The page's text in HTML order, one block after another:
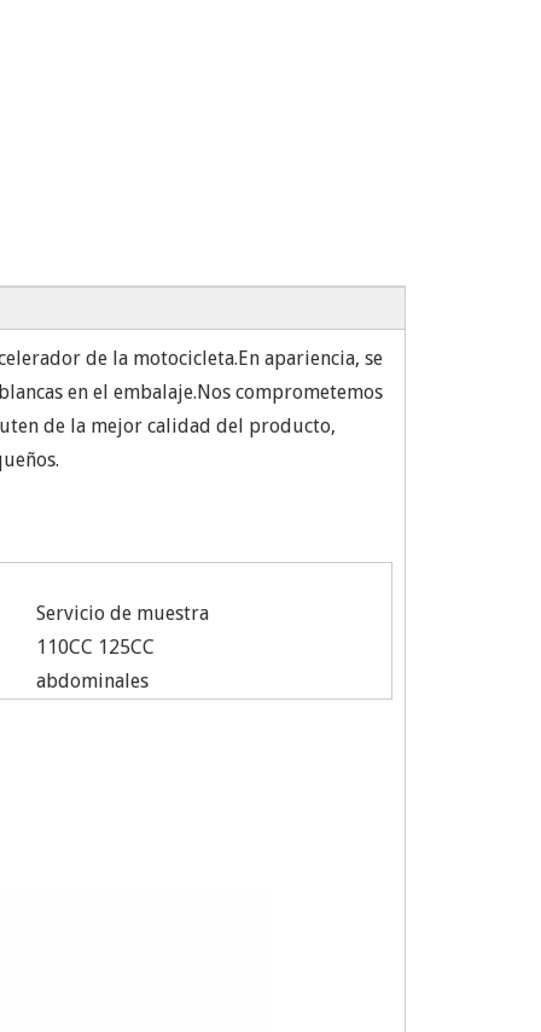
de la motocicleta.En apariencia, se
en el embalaje.Nos comprometemos
de la mejor calidad del producto,
Servicio de muestra
110CC 125CC
abdominales